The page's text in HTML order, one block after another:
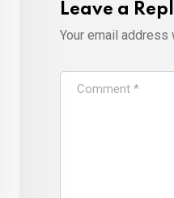
Leave a
Your email